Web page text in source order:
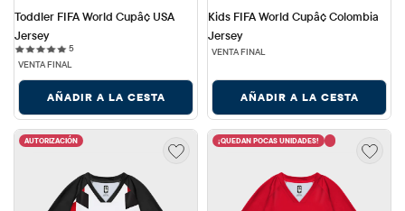
Toddler FIFA World Cupâ¢ USA
Jersey
55 reviews
VENTA FINAL
AÑADIR A LA CESTA
Kids FIFA World Cupâ¢ Colombia
Jersey
VENTA FINAL
AÑADIR A LA CESTA
AUTORIZACIÓN ¡QUEDAN POCAS UNIDADES!